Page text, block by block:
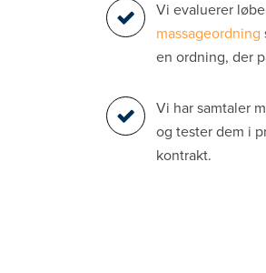
Vi evaluerer
massageordning
en ordning, der
Vi har samtaler
og tester dem i
kontrakt.